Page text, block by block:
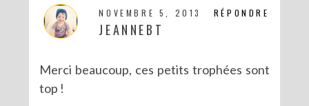
RÉPONDRE
NOVEMBRE 5, 2013
JEANNEBT
Merci beaucoup, ces petits trophées sont
top !